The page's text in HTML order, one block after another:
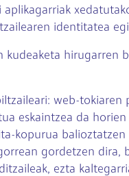
identitatea
hirugarren
web-
eskaintzea da
balioztatzen
gordetzen
ezta